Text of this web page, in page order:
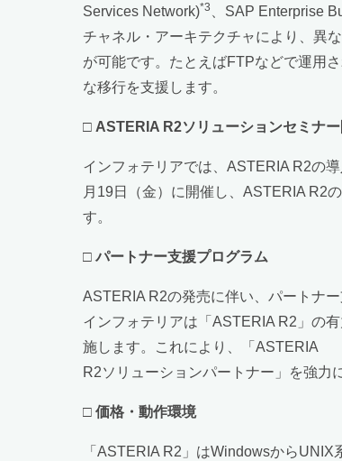
Services Network)*3 、SAP Enterprise
チャネル・アーキテクチャにより、異
が可能です。たとえばFTPなどで運用
な移行を支援します。
□ ASTERIA R2ソリューションセミナ
インフォテリアでは、ASTERIA R2の
月19日（金）に開催し、ASTERIA R2
す。
□ パートナー支援プログラム
ASTERIA R2の発売に伴い、パートナ
インフォテリアは「ASTERIA R2」の
施します。これにより、「ASTERIA
R2ソリューションパートナー」を強力
□ 価格・動作環境
「ASTERIA R2」はWindowsから